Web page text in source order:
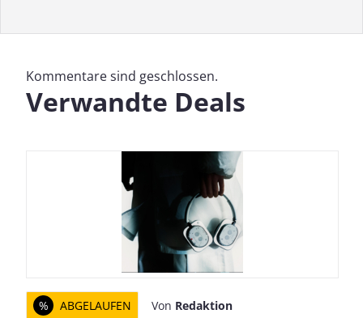
Kommentare sind geschlossen.
Verwandte Deals
% ABGELAUFEN Von Redaktion